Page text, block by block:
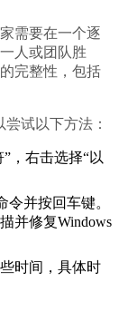
需要在一个逐
人或团队胜
完整性，包括
试以下方法：
，右击选择“以
令并按回车键。
并修复Windows
时间，具体时